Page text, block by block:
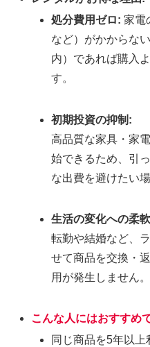
処分費用ゼロ: 家電
など）がかからな
内）であれば購入
す。
初期投資の抑制:
高品質な家具・家
始できるため、引
な出費を避けたい
生活の変化への柔
転勤や結婚など、
せて商品を交換・
用が発生しません。
こんな人にはおすすめ
同じ商品を5年以